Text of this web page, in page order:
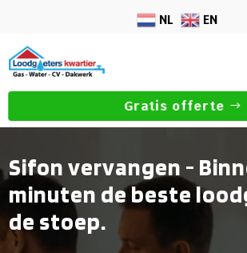
NL EN
Gratis offerte
Sifon vervangen -
minuten de beste
de stoep.